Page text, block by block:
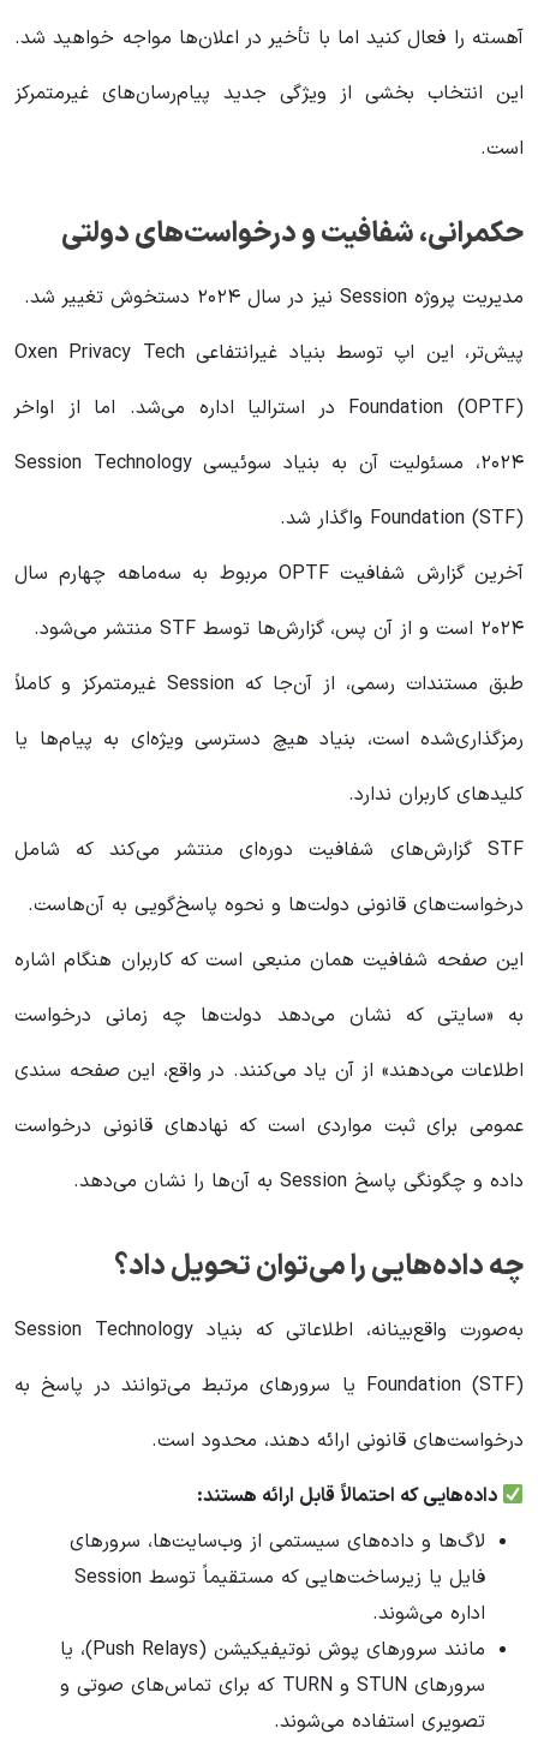
آهسته را فعال کنید اما با تأخیر در اعلان‌ها مواجه خواهید شد.
این انتخاب بخشی از ویژگی جدید پیام‌رسان‌های غیرمتمرکز
است.
حکمرانی، شفافیت و درخواست‌های دولتی
مدیریت پروژه Session نیز در سال ۲۰۲۴ دستخوش تغییر شد.
پیش‌تر، این اپ توسط بنیاد غیرانتفاعی Oxen Privacy Tech
Foundation (OPTF) در استرالیا اداره می‌شد. اما از اواخر
۲۰۲۴، مسئولیت آن به بنیاد سوئیسی Session Technology
Foundation (STF) واگذار شد.
آخرین گزارش شفافیت OPTF مربوط به سه‌ماهه چهارم سال
۲۰۲۴ است و از آن پس، گزارش‌ها توسط STF منتشر می‌شود.
طبق مستندات رسمی، از آن‌جا که Session غیرمتمرکز و کاملاً
رمزگذاری‌شده است، بنیاد هیچ دسترسی ویژه‌ای به پیام‌ها یا
کلیدهای کاربران ندارد.
STF گزارش‌های شفافیت دوره‌ای منتشر می‌کند که شامل
درخواست‌های قانونی دولت‌ها و نحوه پاسخ‌گویی به آن‌هاست.
این صفحه شفافیت همان منبعی است که کاربران هنگام اشاره
به «سایتی که نشان می‌دهد دولت‌ها چه زمانی درخواست
اطلاعات می‌دهند» از آن یاد می‌کنند. در واقع، این صفحه سندی
عمومی برای ثبت مواردی است که نهادهای قانونی درخواست
داده و چگونگی پاسخ Session به آن‌ها را نشان می‌دهد.
چه داده‌هایی را می‌توان تحویل داد؟
به‌صورت واقع‌بینانه، اطلاعاتی که بنیاد Session Technology
Foundation (STF) یا سرورهای مرتبط می‌توانند در پاسخ به
درخواست‌های قانونی ارائه دهند، محدود است.
داده‌هایی که احتمالاً قابل ارائه هستند:
لاگ‌ها و داده‌های سیستمی از وب‌سایت‌ها، سرورهای
فایل یا زیرساخت‌هایی که مستقیماً توسط Session
اداره می‌شوند.
مانند سرورهای پوش نوتیفیکیشن (Push Relays)، یا
سرورهای STUN و TURN که برای تماس‌های صوتی و
تصویری استفاده می‌شوند.